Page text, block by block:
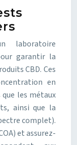
laboratoire
garantir la
CBD. Ces
en
les métaux
ainsi que la
complet).
et assurez-